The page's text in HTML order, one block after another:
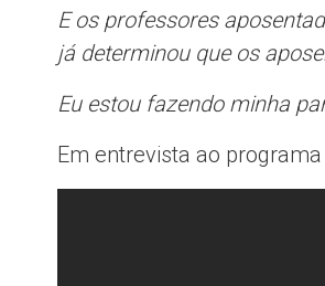
E os professores
já determinou que os
Eu estou fazendo minha
Em entrevista ao